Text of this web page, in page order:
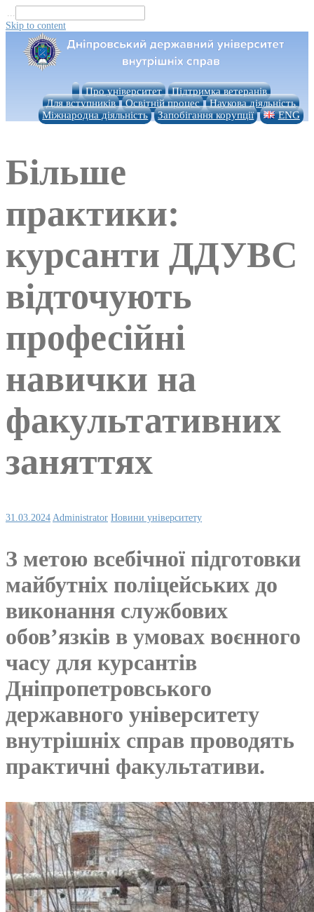
...
Skip to content
Про університет
Підтримка ветеранів
Для вступників
Освітній процес
Наукова діяльність
Міжнародна діяльність
Запобігання корупції ENG
Більше
практики:
курсанти ДДУВС
відточують
професійні
навички на
факультативних
заняттях
31.03.2024 Administrator Новини університету
З метою всебічної підготовки
майбутніх поліцейських до
виконання службових
обов’язків в умовах воєнного
часу для курсантів
Дніпропетровського
державного університету
внутрішніх справ проводять
практичні факультативи.